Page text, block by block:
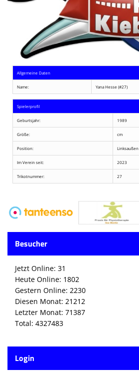
Allgemeine Daten
Name: Yana Hesse (#27)
Spielerprofil
Geburtsjahr: 1989
Größe: cm
Position: Linksaußen
Im Verein seit: 2023
Trikotnummer: 27
Besucher
Jetzt Online: 31
Heute Online: 1802
Gestern Online: 2230
Diesen Monat: 21212
Letzter Monat: 71387
Total: 4327483
Login